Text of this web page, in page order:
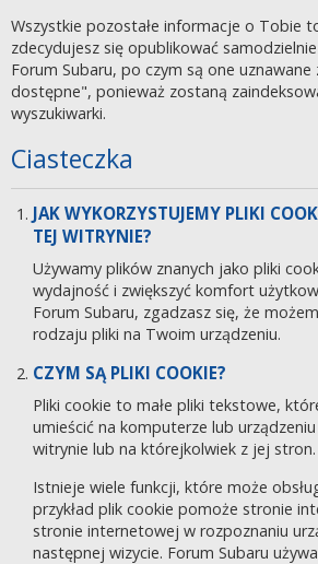
Wszystkie pozostałe informacje o Tobie
zdecydujesz się opublikować
Forum Subaru, po czym są one uznawane
dostępne", ponieważ zostaną
wyszukiwarki.
Ciasteczka
JAK WYKORZYSTUJEMY PLIKI
TEJ WITRYNIE?
Używamy plików znanych jako pliki
wydajność i zwiększyć komfort
Forum Subaru, zgadzasz się, że
rodzaju pliki na Twoim urządzeniu.
CZYM SĄ PLIKI COOKIE?
Pliki cookie to małe pliki tekstowe,
umieścić na komputerze lub
witrynie lub na którejkolwiek z jej stron.
Istnieje wiele funkcji, które może
przykład plik cookie pomoże stronie
stronie internetowej w rozpoznaniu
następnej wizycie. Forum Subaru